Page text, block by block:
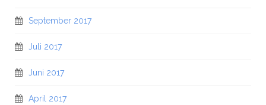
September 2017
Juli 2017
Juni 2017
April 2017